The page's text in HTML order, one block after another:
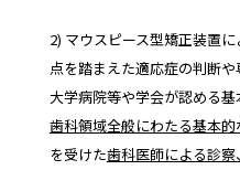
2) マウスピース型矯正装置
点を踏まえた適応症の判断や
大学病院等や学会が認める
歯科領域全般にわたる基本
を受けた歯科医師による診